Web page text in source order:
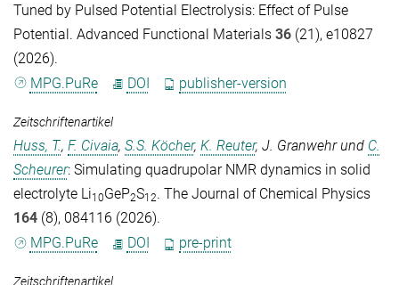
Tuned by Pulsed Potential Electrolysis: Effect of Pulse
Potential. Advanced Functional Materials 36 (21), e10827
(2026).
MPG.PuRe
DOI publisher-version
Zeitschriftenartikel
Huss, T., F. Civaia, S.S. Köcher, K. Reuter, J. Granwehrund C.
Scheurer: Simulating quadrupolar NMR dynamics in solid
electrolyte Li10GeP2S12. The Journal of Chemical Physics
164 (8), 084116 (2026).
MPG.PuRe
DOI pre-print
Zeitschriftenartikel